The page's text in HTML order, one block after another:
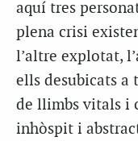
aquí tres
plena crisi
l’altre explotat,
ells desubicats a
de llimbs vitals i
inhòspit i